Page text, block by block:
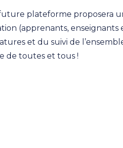
plateforme proposera
(apprenants, enseignants
et du suivi de
de toutes et tous !